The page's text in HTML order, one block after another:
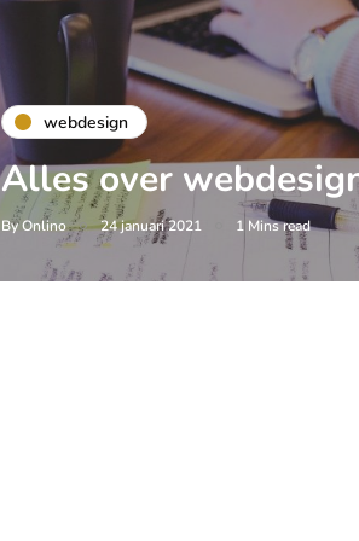
webdesign
Alles over
ByOnlino 24 januari 2021 1 Mins read